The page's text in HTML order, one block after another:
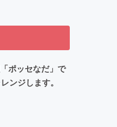
ポッセなだ」で
ンジします。